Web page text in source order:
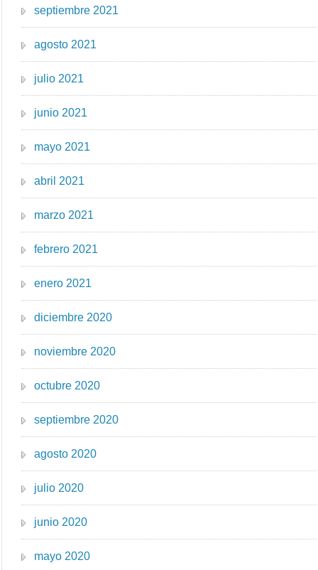
septiembre 2021
agosto 2021
julio 2021
junio 2021
mayo 2021
abril 2021
marzo 2021
febrero 2021
enero 2021
diciembre 2020
noviembre 2020
octubre 2020
septiembre 2020
agosto 2020
julio 2020
junio 2020
mayo 2020